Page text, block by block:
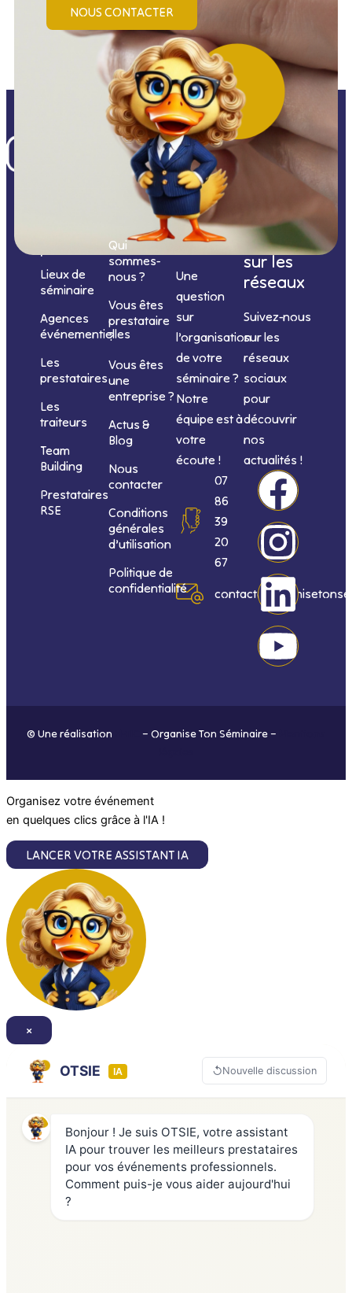
NOUS CONTACTER
prestations
Lieux de
séminaire
Agences
événementielles
Les
prestataires
Les
traiteurs
Team
Building
Prestataires
RSE
Informations
Qui
sommes-
nous ?
Vous êtes
prestataire
?
Vous êtes
une
entreprise ?
Actus &
Blog
Nous
contacter
Conditions
générales
d’utilisation
Politique de
confidentialité
Nous
contacter
Une
question
sur
l’organisation
de votre
séminaire ?
Notre
équipe est à
votre
écoute !
07
86
39
20
67
Nous
suivre
sur les
réseaux
Suivez-nous
sur les
réseaux
sociaux
pour
découvrir
nos
actualités !
F
a
c
e
b
I
n
s
t
a
L
i
n
k
e
Y
o
u
t
u
© Une réalisation – Organise Ton Séminaire –
Organisez votre événement
en quelques clics grâce à l'IA !
LANCER VOTRE ASSISTANT IA
×